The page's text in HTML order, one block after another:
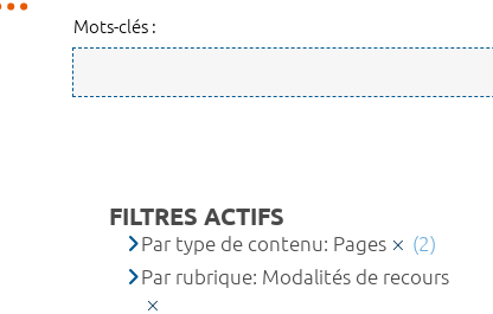
Mots-clés :
FILTRES ACTIFS
Par type de contenu: Pages
(2)
Par rubrique: Modalités de recours